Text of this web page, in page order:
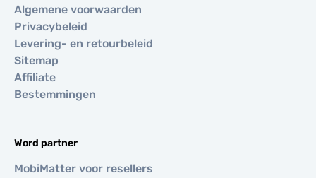
Algemene voorwaarden
Privacybeleid
Levering- en retourbeleid
Sitemap
Affiliate
Bestemmingen
Word partner
MobiMatter voor resellers